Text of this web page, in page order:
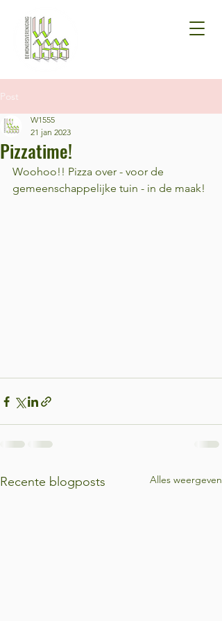
Post
Pizzatime!
W1555
21 jan 2023
Woohoo!! Pizza over - voor de
gemeenschappelijke tuin - in de maak!
Recente blogposts Alles weergeven